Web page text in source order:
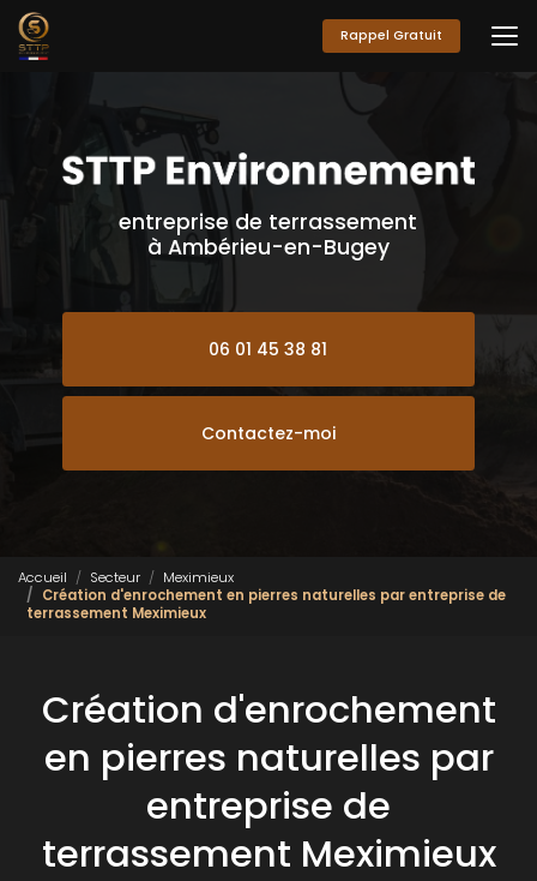
Aller
au
contenu
Rappel Gratuit
entreprise de terrassement
à Ambérieu-en-Bugey
06 01 45 38 81
Contactez-moi
Accueil Secteur
Meximieux
Création d'enrochement en pierres naturelles par entreprise de
terrassement Meximieux
Création d'enrochement
en pierres naturelles par
entreprise de
terrassement Meximieux